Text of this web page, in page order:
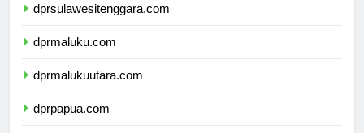
dprsulawesitenggara.com
dprmaluku.com
dprmalukuutara.com
dprpapua.com